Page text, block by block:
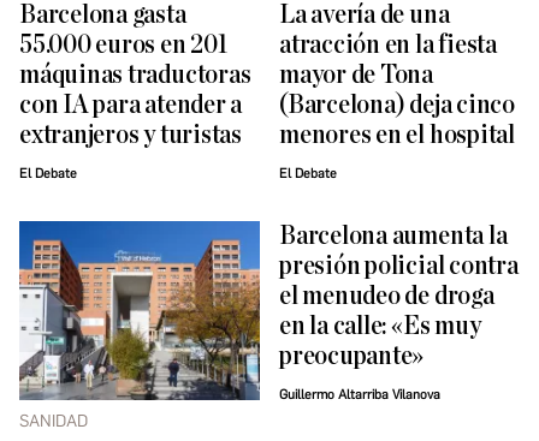
Barcelona gasta
55.000 euros en 201
máquinas traductoras
con IA para atender a
extranjeros y turistas
El Debate
La avería de una
atracción en la fiesta
mayor de Tona
(Barcelona) deja cinco
menores en el hospital
El Debate
SANIDAD
Barcelona aumenta la
presión policial contra
el menudeo de droga
en la calle: «Es muy
preocupante»
Guillermo Altarriba Vilanova